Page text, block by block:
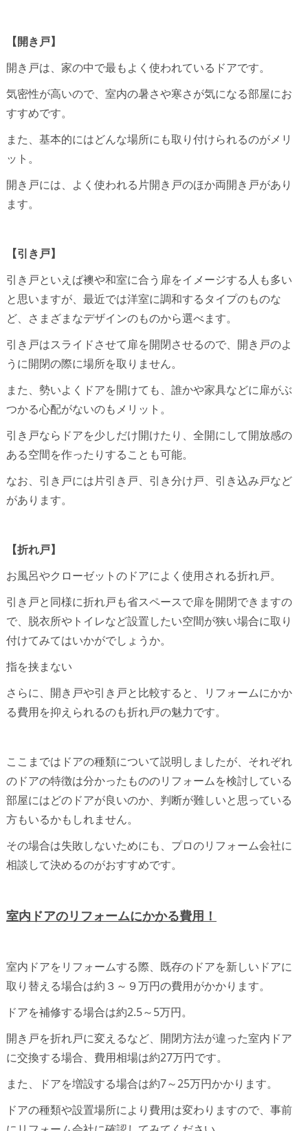
【開き戸】
開き戸は、家の中で最もよく使われているドアです。
気密性が高いので、室内の暑さや寒さが気になる部屋にお
すすめです。
また、基本的にはどんな場所にも取り付けられるのがメリ
ット。
開き戸には、よく使われる片開き戸のほか両開き戸があり
ます。
【引き戸】
引き戸といえば襖や和室に合う扉をイメージする人も多い
と思いますが、最近では洋室に調和するタイプのものな
ど、さまざまなデザインのものから選べます。
引き戸はスライドさせて扉を開閉させるので、開き戸のよ
うに開閉の際に場所を取りません。
また、勢いよくドアを開けても、誰かや家具などに扉がぶ
つかる心配がないのもメリット。
引き戸ならドアを少しだけ開けたり、全開にして開放感の
ある空間を作ったりすることも可能。
なお、引き戸には片引き戸、引き分け戸、引き込み戸など
があります。
【折れ戸】
お風呂やクローゼットのドアによく使用される折れ戸。
引き戸と同様に折れ戸も省スペースで扉を開閉できますの
で、脱衣所やトイレなど設置したい空間が狭い場合に取り
付けてみてはいかがでしょうか。
指を挟まない
さらに、開き戸や引き戸と比較すると、リフォームにかか
る費用を抑えられるのも折れ戸の魅力です。
ここまではドアの種類について説明しましたが、それぞれ
のドアの特徴は分かったもののリフォームを検討している
部屋にはどのドアが良いのか、判断が難しいと思っている
方もいるかもしれません。
その場合は失敗しないためにも、プロのリフォーム会社に
相談して決めるのがおすすめです。
室内ドアのリフォームにかかる費用！
室内ドアをリフォームする際、既存のドアを新しいドアに
取り替える場合は約３～９万円の費用がかかります。
ドアを補修する場合は約2.5～5万円。
開き戸を折れ戸に変えるなど、開閉方法が違った室内ドア
に交換する場合、費用相場は約27万円です。
また、ドアを増設する場合は約7～25万円かかります。
ドアの種類や設置場所により費用は変わりますので、事前